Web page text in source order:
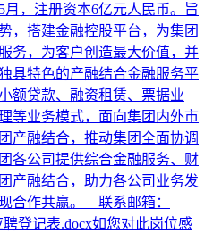
月，注册资本6亿元人民币。旨
，搭建金融控股平台，为集团
务，为客户创造最大价值，并
具特色的产融结合金融服务平
额贷款、融资租赁、票据业
等业务模式，面向集团内外市
产融结合，推动集团全面协调
各公司提供综合金融服务、财
产融结合，助力各公司业务发
合作共赢。 联系邮箱：
聘登记表.docx如您对此岗位感